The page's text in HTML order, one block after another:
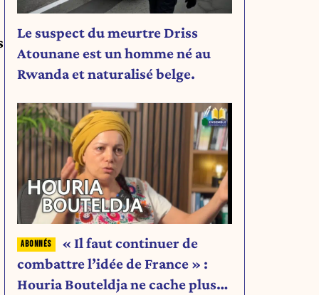
Le suspect du meurtre Driss
Atounane est un homme né au
Rwanda et naturalisé belge.
« Il faut continuer de
combattre l’idée de France » :
Houria Bouteldja ne cache plus